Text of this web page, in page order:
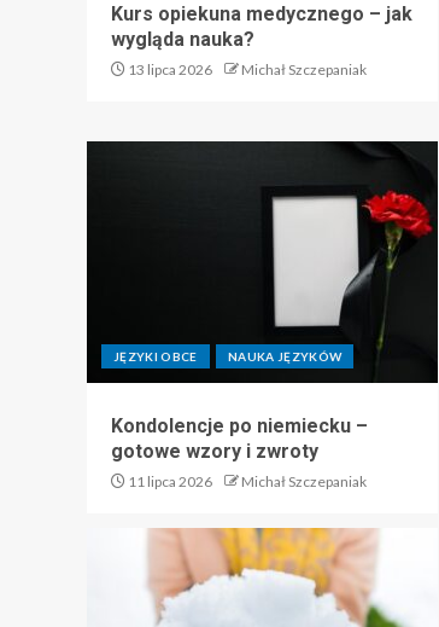
Kurs opiekuna medycznego – jak
wygląda nauka?
13 lipca 2026 Michał Szczepaniak
JĘZYKI OBCE NAUKA JĘZYKÓW
Kondolencje po niemiecku –
gotowe wzory i zwroty
11 lipca 2026 Michał Szczepaniak